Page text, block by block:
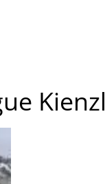
Kienzl